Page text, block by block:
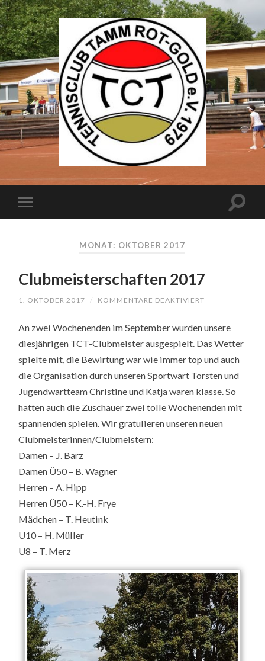
MONAT: OKTOBER 2017
Clubmeisterschaften 2017
1. OKTOBER 2017 / KOMMENTARE DEAKTIVIERT
An zwei Wochenenden im September wurden unsere
diesjährigen TCT-Clubmeister ausgespielt. Das Wetter
spielte mit, die Bewirtung war wie immer top und auch
die Organisation durch unseren Sportwart Torsten und
Jugendwartteam Christine und Katja waren klasse. So
hatten auch die Zuschauer zwei tolle Wochenenden mit
spannenden spielen. Wir gratulieren unseren neuen
Clubmeisterinnen/Clubmeistern:
Damen – J. Barz
Damen Ü50 – B. Wagner
Herren – A. Hipp
Herren Ü50 – K.-H. Frye
Mädchen – T. Heutink
U10 – H. Müller
U8 – T. Merz